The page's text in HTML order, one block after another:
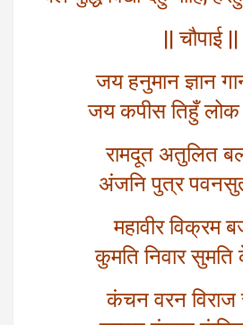
|| चौपाई ||
जय हनुमान ज्ञान
जय कपीस तिहुँ लोक
रामदूत अतुलित
अंजनि पुत्र
महावीर विक्रम
कुमति निवार
कंचन वरन विराज